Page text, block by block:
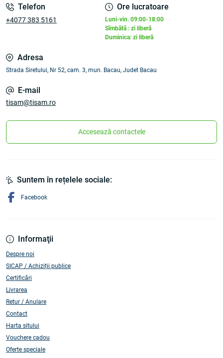
Telefon
+4077 383 5161
Ore lucratoare
Luni-vin. 09:00-18:00
Sîmbătă : zi liberă
Duminica: zi liberă
Adresa
Strada Siretului, Nr 52, cam. 3, mun. Bacau, Judet Bacau
E-mail
tisam@tisam.ro
Accesează contactele
Informaţii
Despre noi
SICAP / Achiziții publice
Certificări
Livrarea
Retur / Anulare
Contact
Harta sitului
Vouchere cadou
Oferte speciale
Suntem în rețelele sociale:
Facebook